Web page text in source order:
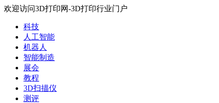
欢迎访问3D打印网-3D打印行业门户
科技
人工智能
机器人
智能制造
展会
教程
3D扫描仪
测评